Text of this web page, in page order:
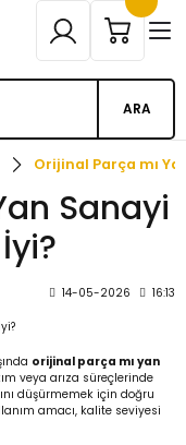
ARA
Orijinal Parça mı
Sanayi
14-05-2026 16:13
orijinal parça mı yan
veya arıza süreçlerinde
düşürmemek için doğru
amacı, kalite seviyesi